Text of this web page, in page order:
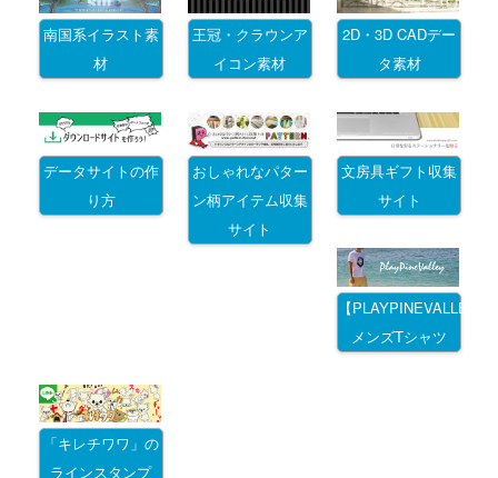
南国系イラスト素
材
王冠・クラウンア
イコン素材
2D・3D CADデー
タ素材
データサイトの作
り方
おしゃれなパター
ン柄アイテム収集
サイト
文房具ギフト収集
サイト
【PLAYPINEVALLEY
メンズTシャツ
「キレチワワ」の
ラインスタンプ